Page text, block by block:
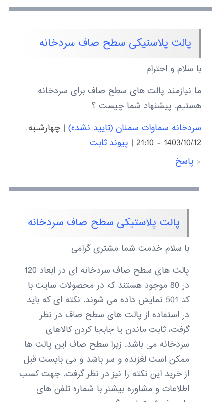
پالت پلاستیکی سطح صاف سردخانه
با سلام و احترام
ما نیازمند پالت های سطح صاف برای سردخانه
هستیم. پیشنهاد شما چیست ؟
سردخانه سماوات سمنان (تایید نشده)| چهارشنبه,
1403/10/12 - 21:10
| پیوند ثابت
پاسخ
پالت پلاستیکی سطح صاف سردخانه
با سلام خدمت شما مشتری گرامی
پالت های سطح صاف سردخانه ای در ابعاد 120
در 80 موجود هستند که در محصولات سایت با
کد 501 نمایش داده می شوند. نکته ای که باید
در استفاده از پالت های سطح صاف در نظر
گرفت، ثابت ماندن یا جابجا کردن کالاهای
سردخانه می باشد. زیرا سطح صاف این پالت ها
ممکن است لغزنده و سر باشد و می بایست قبل
از خرید این نکته را نیز در نظر گرفت. جهت کسب
اطلاعات و مشاوره بیشتر با شماره تلفن های